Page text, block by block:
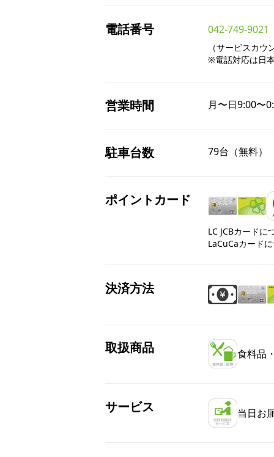
電話番号 042-749-9021
（サービスカ
※電話対応は日
営業時間 月〜日9:00〜
駐車台数 79台（無料）
ポイントカード
LC JCBカードに
LaCuCaカード
決済方法
取扱商品 食料品
サービス 当日お